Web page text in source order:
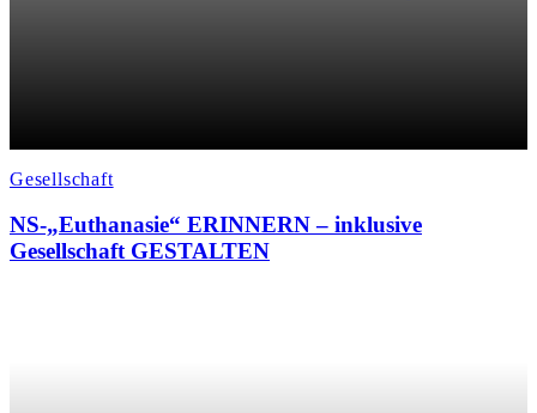
Gesellschaft
NS-„Euthanasie“ ERINNERN – inklusive
Gesellschaft GESTALTEN